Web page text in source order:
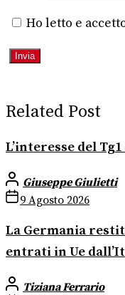
Ho letto e
Related Post
L’interesse del
Giuseppe Giulietti
9 Agosto 2026
La Germania
entrati in Ue
Tiziana Ferrario